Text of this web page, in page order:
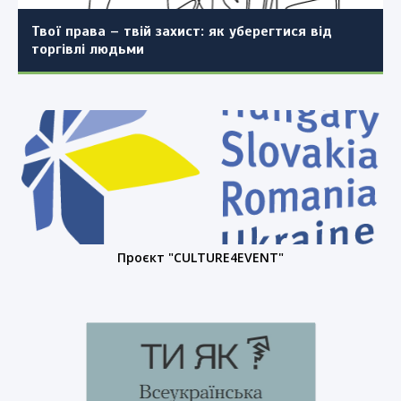
Твої права – твій захист: як уберегтися від
торгівлі людьми
Проєкт "CULTURE4EVENT"